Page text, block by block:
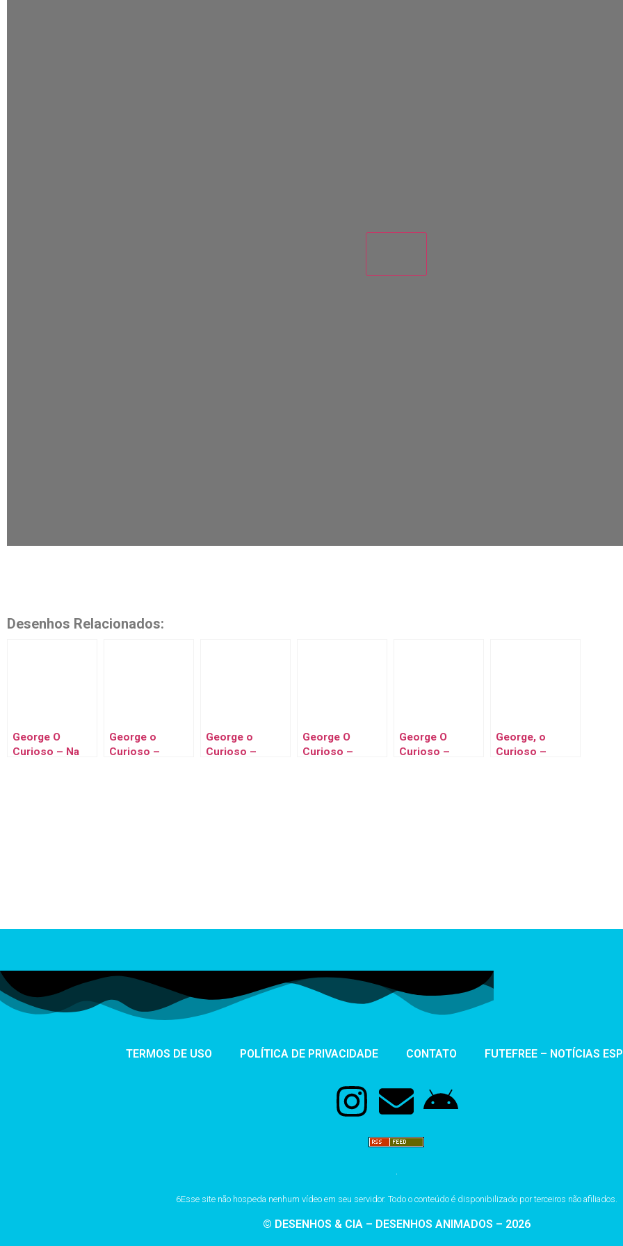
Desenhos Relacionados:
George O
Curioso – Na
George o
Curioso –
George o
Curioso –
George O
Curioso –
George O
Curioso –
George, o
Curioso –
TERMOS DE USO POLÍTICA DE PRIVACIDADE CONTATO FUTEFREE – NOTÍCIAS
6Esse site não hospeda nenhum vídeo em seu servidor. Todo o conteúdo é disponibilizado por terceiros não afiliados.
© DESENHOS & CIA – DESENHOS ANIMADOS – 2026